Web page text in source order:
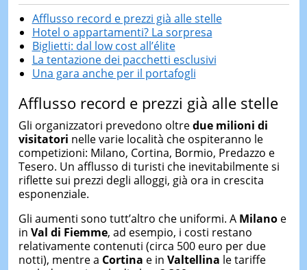
Afflusso record e prezzi già alle stelle
Hotel o appartamenti? La sorpresa
Biglietti: dal low cost all’élite
La tentazione dei pacchetti esclusivi
Una gara anche per il portafogli
Afflusso record e prezzi già alle stelle
Gli organizzatori prevedono oltredue milioni di
visitatori nelle varie località che ospiteranno le
competizioni: Milano, Cortina, Bormio, Predazzo e
Tesero. Un afflusso di turisti che inevitabilmente si
riflette sui prezzi degli alloggi, già ora in crescita
esponenziale.
Gli aumenti sono tutt’altro che uniformi. A Milanoe
in Val di Fiemme, ad esempio, i costi restano
relativamente contenuti (circa 500 euro per due
notti), mentre a Cortina e in Valtellina le tariffe